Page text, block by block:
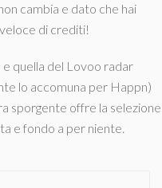
cambia e dato che hai
di crediti!
quella del Lovoo radar
lo accomuna per Happn)
sporgente offre la selezione
e fondo a per niente.